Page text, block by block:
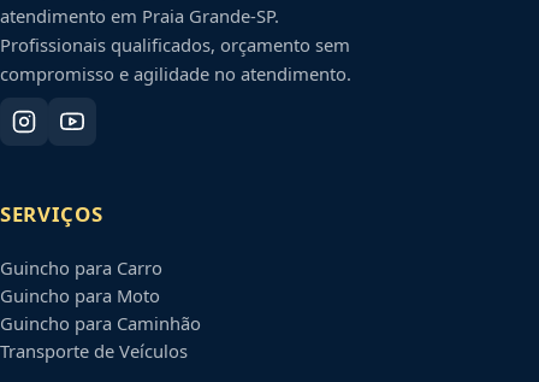
atendimento em Praia Grande-SP.
Profissionais qualificados, orçamento sem
compromisso e agilidade no atendimento.
SERVIÇOS
Guincho para Carro
Guincho para Moto
Guincho para Caminhão
Transporte de Veículos